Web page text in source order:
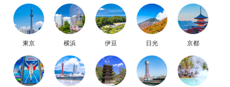
東京 横浜 伊豆 日光 京都